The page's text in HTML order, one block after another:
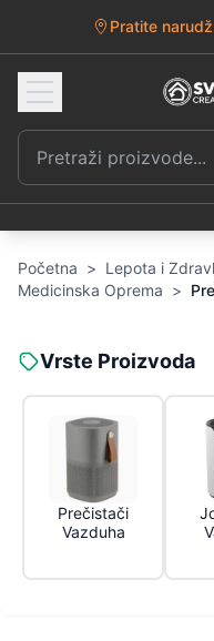
Pratite
Početna > Lepota i
Medicinska Oprema >
Vrste Proizvoda
Prečistači
Vazduha